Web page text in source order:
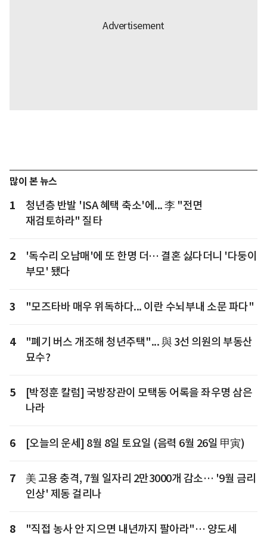
많이 본 뉴스
1
청년층 반발 'ISA 혜택 축소'에... 李 "전면
재검토하라" 질타
2
'독수리 오남매'에 또 한명 더… 결혼 싫다더니 '다둥이
부모' 됐다
3 "모즈타바 매우 위독하다... 이란 수뇌부내 소문 파다"
4
"폐기 버스 개조해 청년주택"... 與 3선 의원의 부동산
묘수?
5
[박정훈 칼럼] 국방장관이 모택동 어록을 좌우명 삼은
나라
6 [오늘의 운세] 8월 8일 토요일 (음력 6월 26일 甲寅)
7
美 고용 충격, 7월 일자리 2만3000개 감소… '9월 금리
인상' 제동 걸리나
8
"직접 농사 안 지으면 내년까지 팔아라"… 양도세